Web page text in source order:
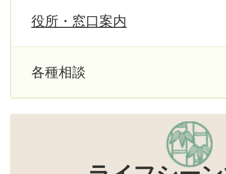
役所・窓口案内
各種相談